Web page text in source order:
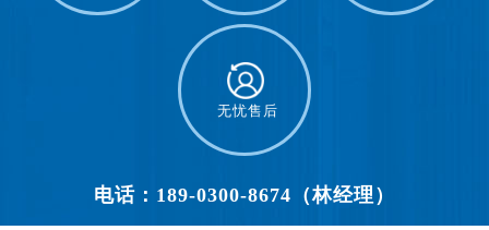
无忧售后
电话：189-0300-8674（林经理）